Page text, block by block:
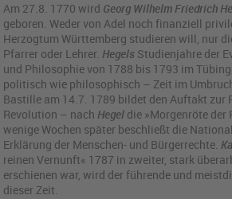
Am 27.8. 1770 wird Georg Wilhelm Friedrich
geboren. Weder von Adel noch finanziell
Herzogtum Württemberg studieren will, nur
Pfarrer oder Lehrer. Hegels Studienjahre der
und Philosophie von 1788 bis 1793 im
politisch wie philosophisch – Zeit im
Bastille am 14.7. 1789 bildet den Auftakt zur
Revolution – nach Hegel die »Morgenröte
wenige Wochen später beschließt die
Erklärung der Menschen- und Bürgerrechte.
reinen Vernunft« 1787 in zweiter, stark
erschienen war, wird der führende und
dieser Zeit.